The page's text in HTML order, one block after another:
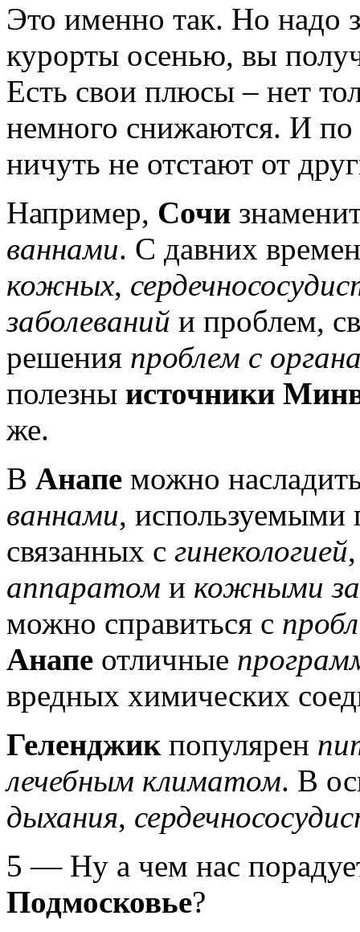
Это именно так. Но надо
курорты осенью, вы
Есть свои плюсы – нет
немного снижаются. И
ничуть не отстают от
Например, Сочи
ваннами. С давних
кожных,
заболеваний и проблем,
решения проблем с
полезны источники
же.
В Анапе можно
ваннами,
связанных с гинекологией
аппаратом и кожными
можно справиться с
Анапе отличные
вредных химических
Геленджик популярен
лечебным климатом. В
дыхания,
5 — Ну а чем нас
Подмосковье?